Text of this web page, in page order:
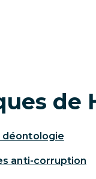
de
déontologie
anti-corruption